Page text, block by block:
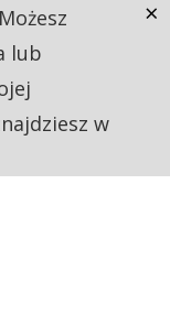
lub
w
×